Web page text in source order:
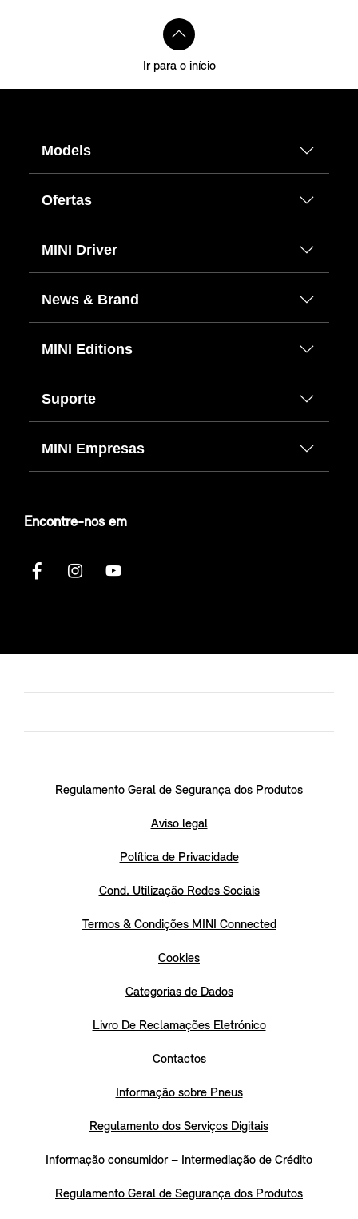
Ir para o início
Models
Ofertas
MINI Driver
News & Brand
MINI Editions
Suporte
MINI Empresas
Encontre-nos em
Regulamento Geral de Segurança dos Produtos
Aviso legal
Política de Privacidade
Cond. Utilização Redes Sociais
Termos & Condições MINI Connected
Cookies
Categorias de Dados
Livro De Reclamações Eletrónico
Contactos
Informação sobre Pneus
Regulamento dos Serviços Digitais
Informação consumidor – Intermediação de Crédito
Regulamento Geral de Segurança dos Produtos